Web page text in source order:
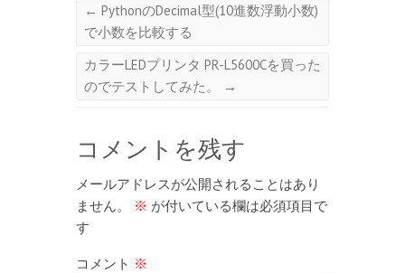
← PythonのDecimal型(10進数浮動小数)
で小数を比較する
カラーLEDプリンタ PR-L5600Cを買った
のでテストしてみた。
→
コメントを残す
メールアドレスが公開されることはあり
ません。
※ が付いている欄は必須項目で
す
コメント ※